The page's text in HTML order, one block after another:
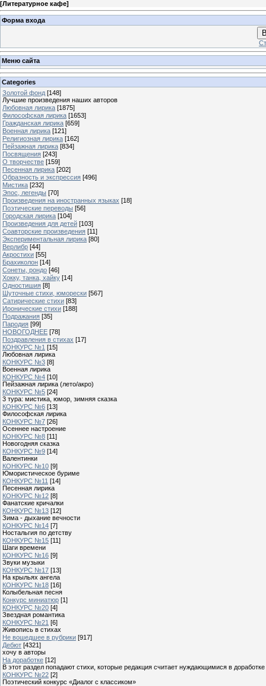
[Литературное кафе]
Форма входа
Меню сайта
Categories
Золотой фонд [148]
Лучшие произведения наших авторов
Любовная лирика [1875]
Философская лирика [1653]
Гражданская лирика [659]
Военная лирика [121]
Религиозная лирика [162]
Пейзажная лирика [834]
Посвящения [243]
О творчестве [159]
Песенная лирика [202]
Образность и экспрессия [496]
Мистика [232]
Эпос, легенды [70]
Произведения на иностранных языках [18]
Поэтические переводы [56]
Городская лирика [104]
Произведения для детей [103]
Соавторские произведения [11]
Экспериментальная лирика [80]
Верлибр [44]
Акростихи [55]
Брахиколон [14]
Сонеты, рондо [46]
Хокку, танка, хайку [14]
Одностишия [8]
Шуточные стихи, юморески [567]
Сатирические стихи [83]
Иронические стихи [188]
Подражания [35]
Пародия [99]
НОВОГОДНЕЕ [78]
Поздравления в стихах [17]
КОНКУРС №1 [15]
Любовная лирика
КОНКУРС №3 [8]
Военная лирика
КОНКУРС №4 [10]
Пейзажная лирика (лето/акро)
КОНКУРС №5 [24]
3 тура: мистика, юмор, зимняя сказка
КОНКУРС №6 [13]
Философская лирика
КОНКУРС №7 [26]
Осеннее настроение
КОНКУРС №8 [11]
Новогодняя сказка
КОНКУРС №9 [14]
Валентинки
КОНКУРС №10 [9]
Юмористическое буриме
КОНКУРС №11 [14]
Песенная лирика
КОНКУРС №12 [8]
Фанатские кричалки
КОНКУРС №13 [12]
Зима - дыхание вечности
КОНКУРС №14 [7]
Ностальгия по детству
КОНКУРС №15 [11]
Шаги времени
КОНКУРС №16 [9]
Звуки музыки
КОНКУРС №17 [13]
На крыльях ангела
КОНКУРС №18 [16]
Колыбельная песня
Конкурс миниатюр [1]
КОНКУРС №20 [4]
Звездная романтика
КОНКУРС №21 [6]
Живопись в стихах
Не вошедшее в рубрики [917]
Дебют [4321]
хочу в авторы
На доработке [12]
В этот раздел попадают стихи, которые редакция считает нуждающимися в доработке
КОНКУРС №22 [2]
Поэтический конкурс «Диалог с классиком»